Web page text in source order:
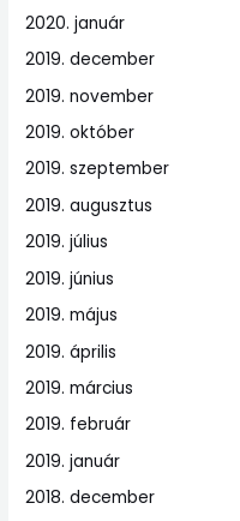
2020. január
2019. december
2019. november
2019. október
2019. szeptember
2019. augusztus
2019. július
2019. június
2019. május
2019. április
2019. március
2019. február
2019. január
2018. december